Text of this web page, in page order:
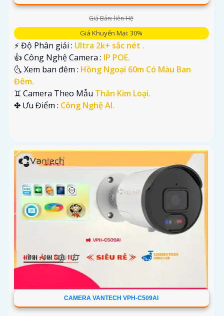
Giá Bán: liên Hệ
Giá Khuyến Mại: 30%
️⚡ Độ Phân giải : Ultra 2k+ sắc nét .
👍 Công Nghệ Camera : IP POE.
🌜 Xem ban đêm : Hồng Ngoại 60m Có Màu Ban
Đêm.
♊ Camera Theo Mẫu Thân Kim Loại.
️✤ Ưu Điểm : Công Nghệ AI.
CAMERA VANTECH VPH-C509AI